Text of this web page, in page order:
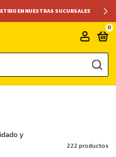
EN NUESTRAS SUCURSALES
0
y
222 productos